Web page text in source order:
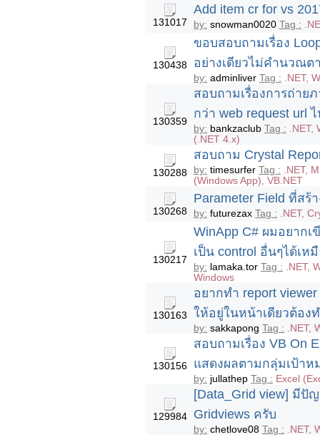
131017
Add item cr for vs
by: snowman0020 Tag :
130438
ขอบสอบถามเรื่อง
อย่างเดียวไม่คำนวณต
by: adminliver Tag : .NET,
130359
สอบถามเรื่องการถ่าย
กว่า web request url
by: bankzaclub Tag : .NET,
(.NET 4.x)
130288
สอบถาม Crystal
by: timesurfer Tag : .NET,
(Windows App), VB.NET
130268
Parameter Field ที่สร้
by: futurezax Tag : .NET,
130217
WinApp C# ผมอยากเ
เป็น control อื่นๆได้เห
by: lamaka.tor Tag : .NET,
Windows
130163
อยากทำ report
ให้อยู่ในหน้าเดียวต้อง
by: sakkapong Tag : .NET,
130156
สอบถามเรื่อง VB On
แสดงผลตามกลุ่มเป้าห
by: jullathep Tag : Excel
129984
[Data_Grid view] มีปั
Gridviews ครับ
by: chetlove08 Tag : .NET,